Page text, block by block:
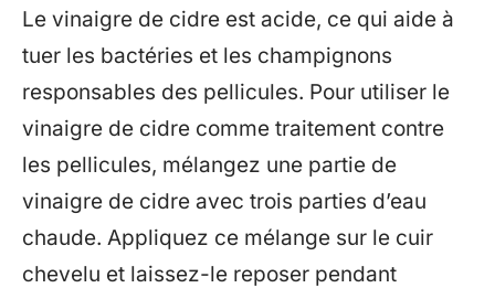
Le vinaigre de cidre est acide, ce qui aide à
tuer les bactéries et les champignons
responsables des pellicules. Pour utiliser le
vinaigre de cidre comme traitement contre
les pellicules, mélangez une partie de
vinaigre de cidre avec trois parties d’eau
chaude. Appliquez ce mélange sur le cuir
chevelu et laissez-le reposer pendant